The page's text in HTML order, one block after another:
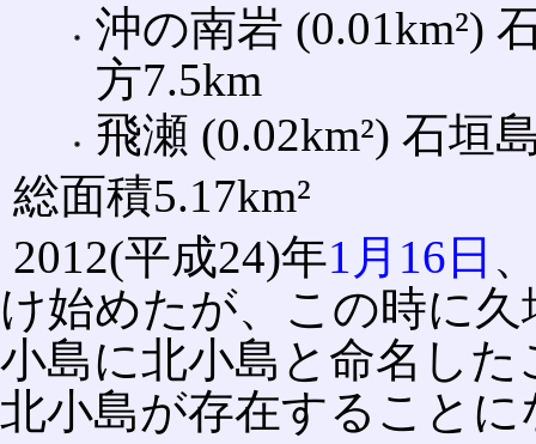
沖の南岩 (0.01km²)
方7.5km
飛瀬 (0.02km²) 石垣
総面積5.17km²
2012(平成24)年1月16日
け始めたが、この時に
小島に北小島と命名し
北小島が存在すること